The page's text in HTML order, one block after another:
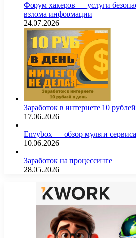
Форум хакеров — услуги
взлома информации
24.07.2026
Заработок в интернете 10
17.06.2026
Envybox — обзор мульти сервиса
10.06.2026
Заработок на процессинге
28.05.2026